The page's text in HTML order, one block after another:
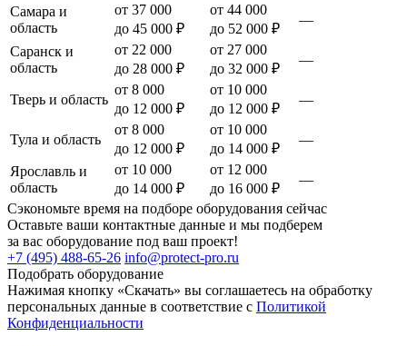
Самара и
область
от 37 000
до 45 000 ₽
от 44 000
до 52 000 ₽
—
Саранск и
область
от 22 000
до 28 000 ₽
от 27 000
до 32 000 ₽
—
Тверь и область
от 8 000
до 12 000 ₽
от 10 000
до 12 000 ₽
—
Тула и область
от 8 000
до 12 000 ₽
от 10 000
до 14 000 ₽
—
Ярославль и
область
от 10 000
до 14 000 ₽
от 12 000
до 16 000 ₽
—
Сэкономьте время на подборе оборудования сейчас
Оставьте ваши контактные данные и мы подберем
за вас оборудование под ваш проект!
+7 (495) 488-65-26 info@protect-pro.ru
Подобрать оборудование
Нажимая кнопку «Скачать» вы соглашаетесь на обработку
персональных данные в соответствие с Политикой
Конфиденциальности